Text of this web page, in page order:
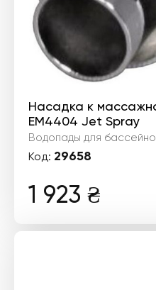
Насадка к
EM4404 Jet Spray
Водопады для
Код: 29658
1 923 ₴